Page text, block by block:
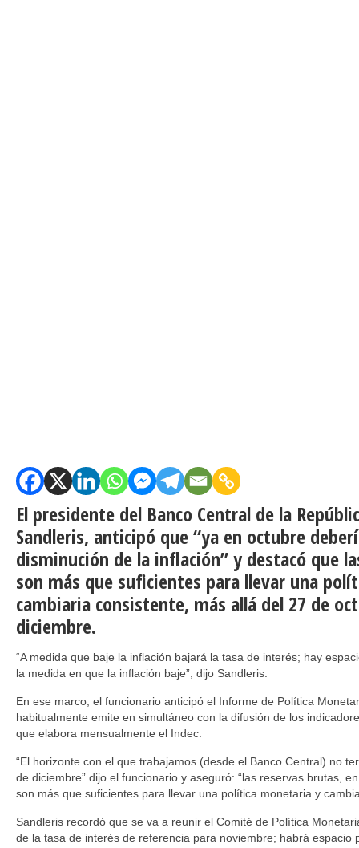
El presidente del Banco Central de la
Sandleris, anticipó que “ya en octubre
disminución de la inflación” y destacó que
son más que suficientes para llevar una
cambiaria consistente, más allá del 27 de
diciembre.
“A medida que baje la inflación bajará la tasa de interés; hay
la medida en que la inflación baje”, dijo Sandleris.
En ese marco, el funcionario anticipó el Informe de Política
habitualmente emite en simultáneo con la difusión de los
que elabora mensualmente el Indec.
“El horizonte con el que trabajamos (desde el Banco Central) no
de diciembre” dijo el funcionario y aseguró: “las reservas brutas,
son más que suficientes para llevar una política monetaria y
Sandleris recordó que se va a reunir el Comité de Política
de la tasa de interés de referencia para noviembre; habrá espacio